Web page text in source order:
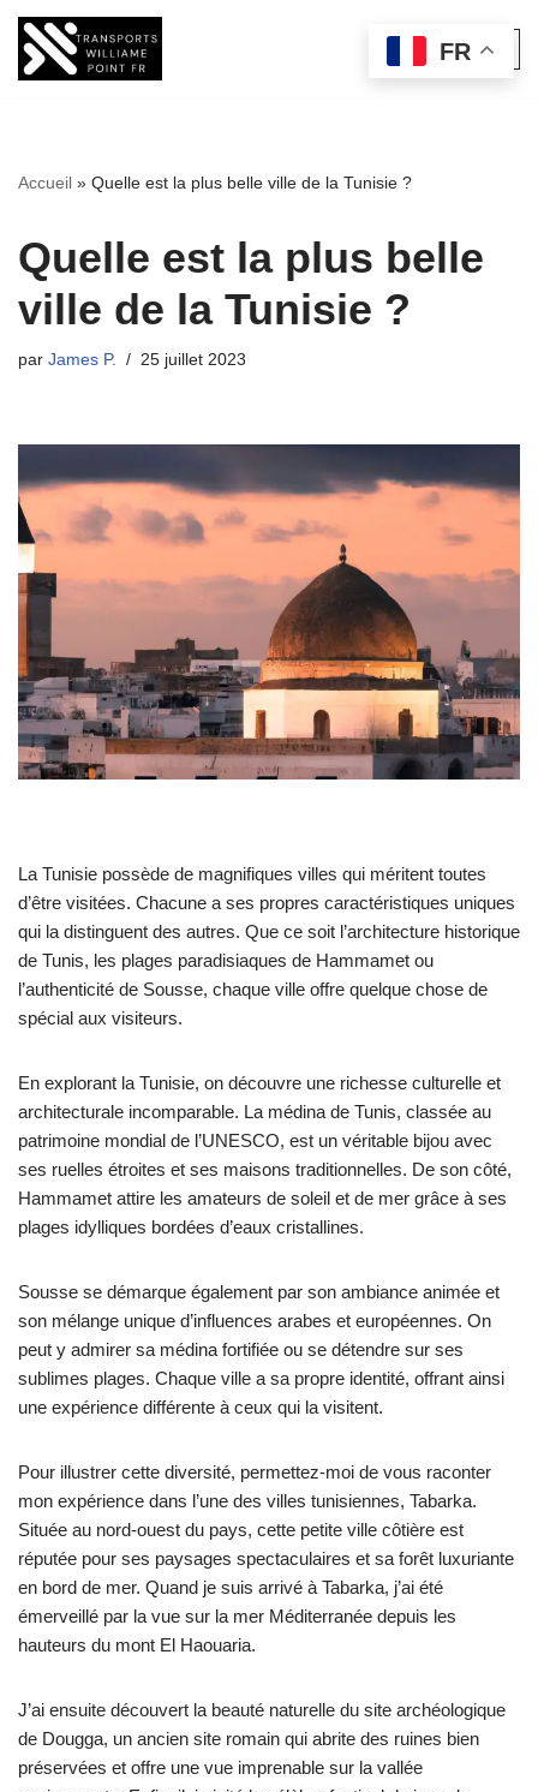
Aller
Accueil » Quelle est la plus belle ville de la Tunisie ?
Quelle est la plus belle
ville de la Tunisie ?
par James P. 25 juillet 2023
La Tunisie possède de magnifiques villes qui méritent toutes
d’être visitées. Chacune a ses propres caractéristiques uniques
qui la distinguent des autres. Que ce soit l’architecture historique
de Tunis, les plages paradisiaques de Hammamet ou
l’authenticité de Sousse, chaque ville offre quelque chose de
spécial aux visiteurs.
En explorant la Tunisie, on découvre une richesse culturelle et
architecturale incomparable. La médina de Tunis, classée au
patrimoine mondial de l’UNESCO, est un véritable bijou avec
ses ruelles étroites et ses maisons traditionnelles. De son côté,
Hammamet attire les amateurs de soleil et de mer grâce à ses
plages idylliques bordées d’eaux cristallines.
Sousse se démarque également par son ambiance animée et
son mélange unique d’influences arabes et européennes. On
peut y admirer sa médina fortifiée ou se détendre sur ses
sublimes plages. Chaque ville a sa propre identité, offrant ainsi
une expérience différente à ceux qui la visitent.
Pour illustrer cette diversité, permettez-moi de vous raconter
mon expérience dans l’une des villes tunisiennes, Tabarka.
Située au nord-ouest du pays, cette petite ville côtière est
réputée pour ses paysages spectaculaires et sa forêt luxuriante
en bord de mer. Quand je suis arrivé à Tabarka, j’ai été
émerveillé par la vue sur la mer Méditerranée depuis les
hauteurs du mont El Haouaria.
J’ai ensuite découvert la beauté naturelle du site archéologique
de Dougga, un ancien site romain qui abrite des ruines bien
préservées et offre une vue imprenable sur la vallée
FR